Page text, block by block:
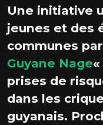
Une initiative
jeunes et des
communes
Guyane Nage
prises de
dans les
guyanais.